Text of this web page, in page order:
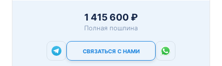
1 415 600 ₽
Полная пошлина
СВЯЗАТЬСЯ С НАМИ